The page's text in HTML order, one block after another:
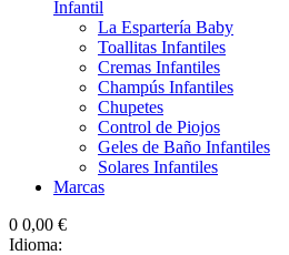
Infantil
La Espartería Baby
Toallitas Infantiles
Cremas Infantiles
Champús Infantiles
Chupetes
Control de Piojos
Geles de Baño Infantiles
Solares Infantiles
Marcas
0 0,00 €
Idioma: